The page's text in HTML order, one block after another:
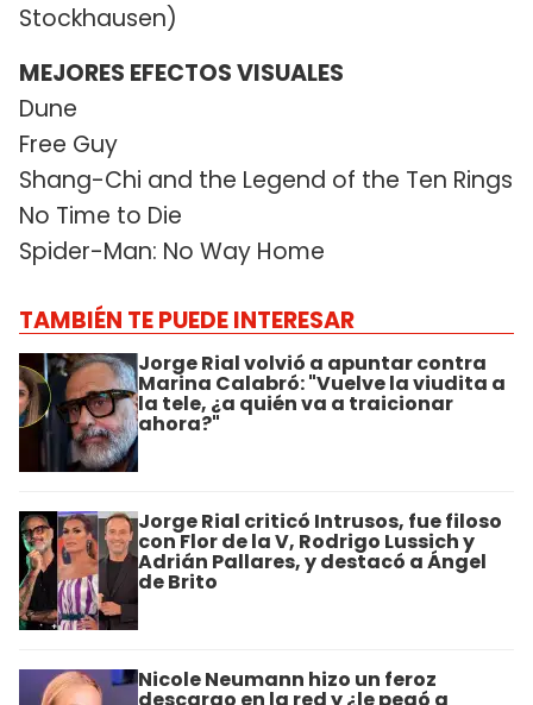
Stockhausen)
MEJORES EFECTOS VISUALES
Dune
Free Guy
Shang-Chi and the Legend of the Ten Rings
No Time to Die
Spider-Man: No Way Home
TAMBIÉN TE PUEDE INTERESAR
Jorge Rial volvió a apuntar contra
Marina Calabró: "Vuelve la viudita a
la tele, ¿a quién va a traicionar
ahora?"
Jorge Rial criticó Intrusos, fue filoso
con Flor de la V, Rodrigo Lussich y
Adrián Pallares, y destacó a Ángel
de Brito
Nicole Neumann hizo un feroz
descargo en la red y ¿le pegó a